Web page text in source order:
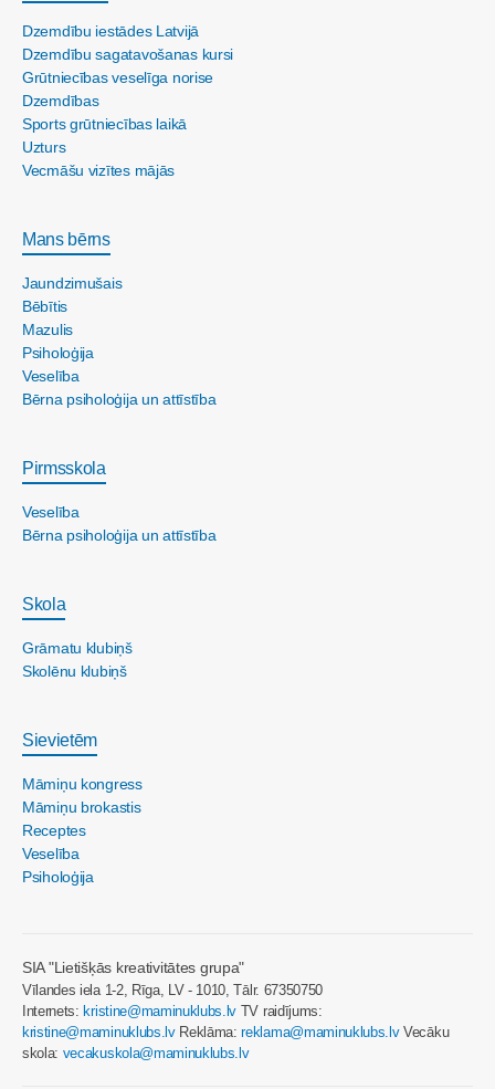
Dzemdību iestādes Latvijā
Dzemdību sagatavošanas kursi
Grūtniecības veselīga norise
Dzemdības
Sports grūtniecības laikā
Uzturs
Vecmāšu vizītes mājās
Mans bērns
Jaundzimušais
Bēbītis
Mazulis
Psiholoģija
Veselība
Bērna psiholoģija un attīstība
Pirmsskola
Veselība
Bērna psiholoģija un attīstība
Skola
Grāmatu klubiņš
Skolēnu klubiņš
Sievietēm
Māmiņu kongress
Māmiņu brokastis
Receptes
Veselība
Psiholoģija
SIA "Lietišķās kreativitātes grupa"
Vīlandes iela 1-2, Rīga, LV - 1010, Tālr. 67350750
Internets:kristine@maminuklubs.lv TV raidījums:
kristine@maminuklubs.lvReklāma:reklama@maminuklubs.lvVecāku
skola: vecakuskola@maminuklubs.lv